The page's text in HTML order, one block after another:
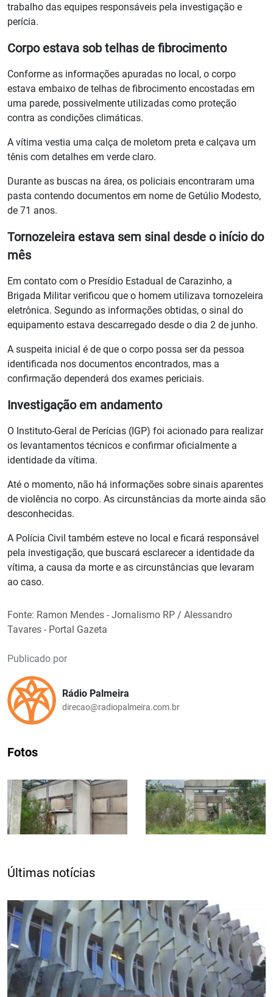
trabalho das equipes responsáveis pela investigação e
perícia.
Corpo estava sob telhas de fibrocimento
Conforme as informações apuradas no local, o corpo
estava embaixo de telhas de fibrocimento encostadas em
uma parede, possivelmente utilizadas como proteção
contra as condições climáticas.
A vítima vestia uma calça de moletom preta e calçava um
tênis com detalhes em verde claro.
Durante as buscas na área, os policiais encontraram uma
pasta contendo documentos em nome de Getúlio Modesto,
de 71 anos.
Tornozeleira estava sem sinal desde o início do
mês
Em contato com o Presídio Estadual de Carazinho, a
Brigada Militar verificou que o homem utilizava tornozeleira
eletrônica. Segundo as informações obtidas, o sinal do
equipamento estava descarregado desde o dia 2 de junho.
A suspeita inicial é de que o corpo possa ser da pessoa
identificada nos documentos encontrados, mas a
confirmação dependerá dos exames periciais.
Investigação em andamento
O Instituto-Geral de Perícias (IGP) foi acionado para realizar
os levantamentos técnicos e confirmar oficialmente a
identidade da vítima.
Até o momento, não há informações sobre sinais aparentes
de violência no corpo. As circunstâncias da morte ainda são
desconhecidas.
A Polícia Civil também esteve no local e ficará responsável
pela investigação, que buscará esclarecer a identidade da
vítima, a causa da morte e as circunstâncias que levaram
ao caso.
Fonte: Ramon Mendes - Jornalismo RP / Alessandro
Tavares - Portal Gazeta
Publicado por
Rádio Palmeira
direcao@radiopalmeira.com.br
Fotos
Últimas notícias